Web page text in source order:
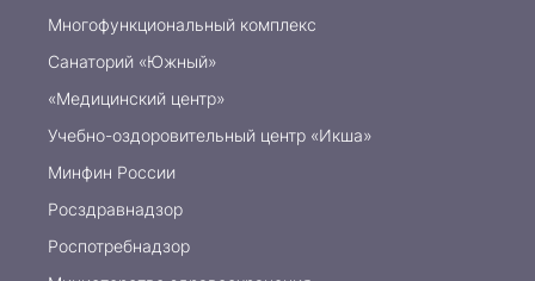
Многофункциональный комплекс
Санаторий «Южный»
«Медицинский центр»
Учебно-оздоровительный центр «Икша»
Минфин России
Росздравнадзор
Роспотребнадзор